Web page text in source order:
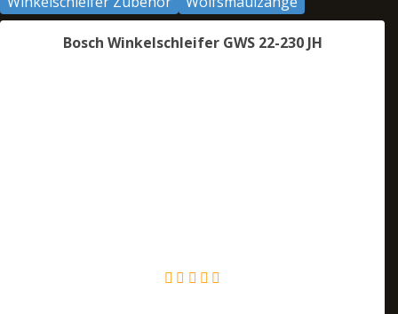
Bosch Winkelschleifer GWS 22-230 JH